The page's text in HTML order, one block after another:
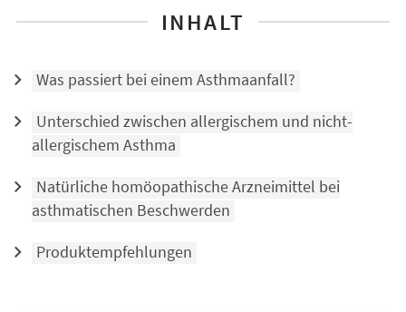
INHALT
Was passiert bei einem Asthmaanfall?
Unterschied zwischen allergischem und nicht-
allergischem Asthma
Natürliche homöopathische Arzneimittel bei
asthmatischen Beschwerden
Produktempfehlungen